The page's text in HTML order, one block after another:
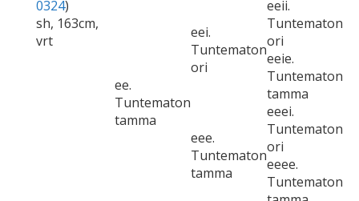
0324)
sh, 163cm,
vrt
ee.
Tuntematon
tamma
eei.
Tuntematon
ori
eeii.
Tuntematon
ori
eeie.
Tuntematon
tamma
eee.
Tuntematon
tamma
eeei.
Tuntematon
ori
eeee.
Tuntematon